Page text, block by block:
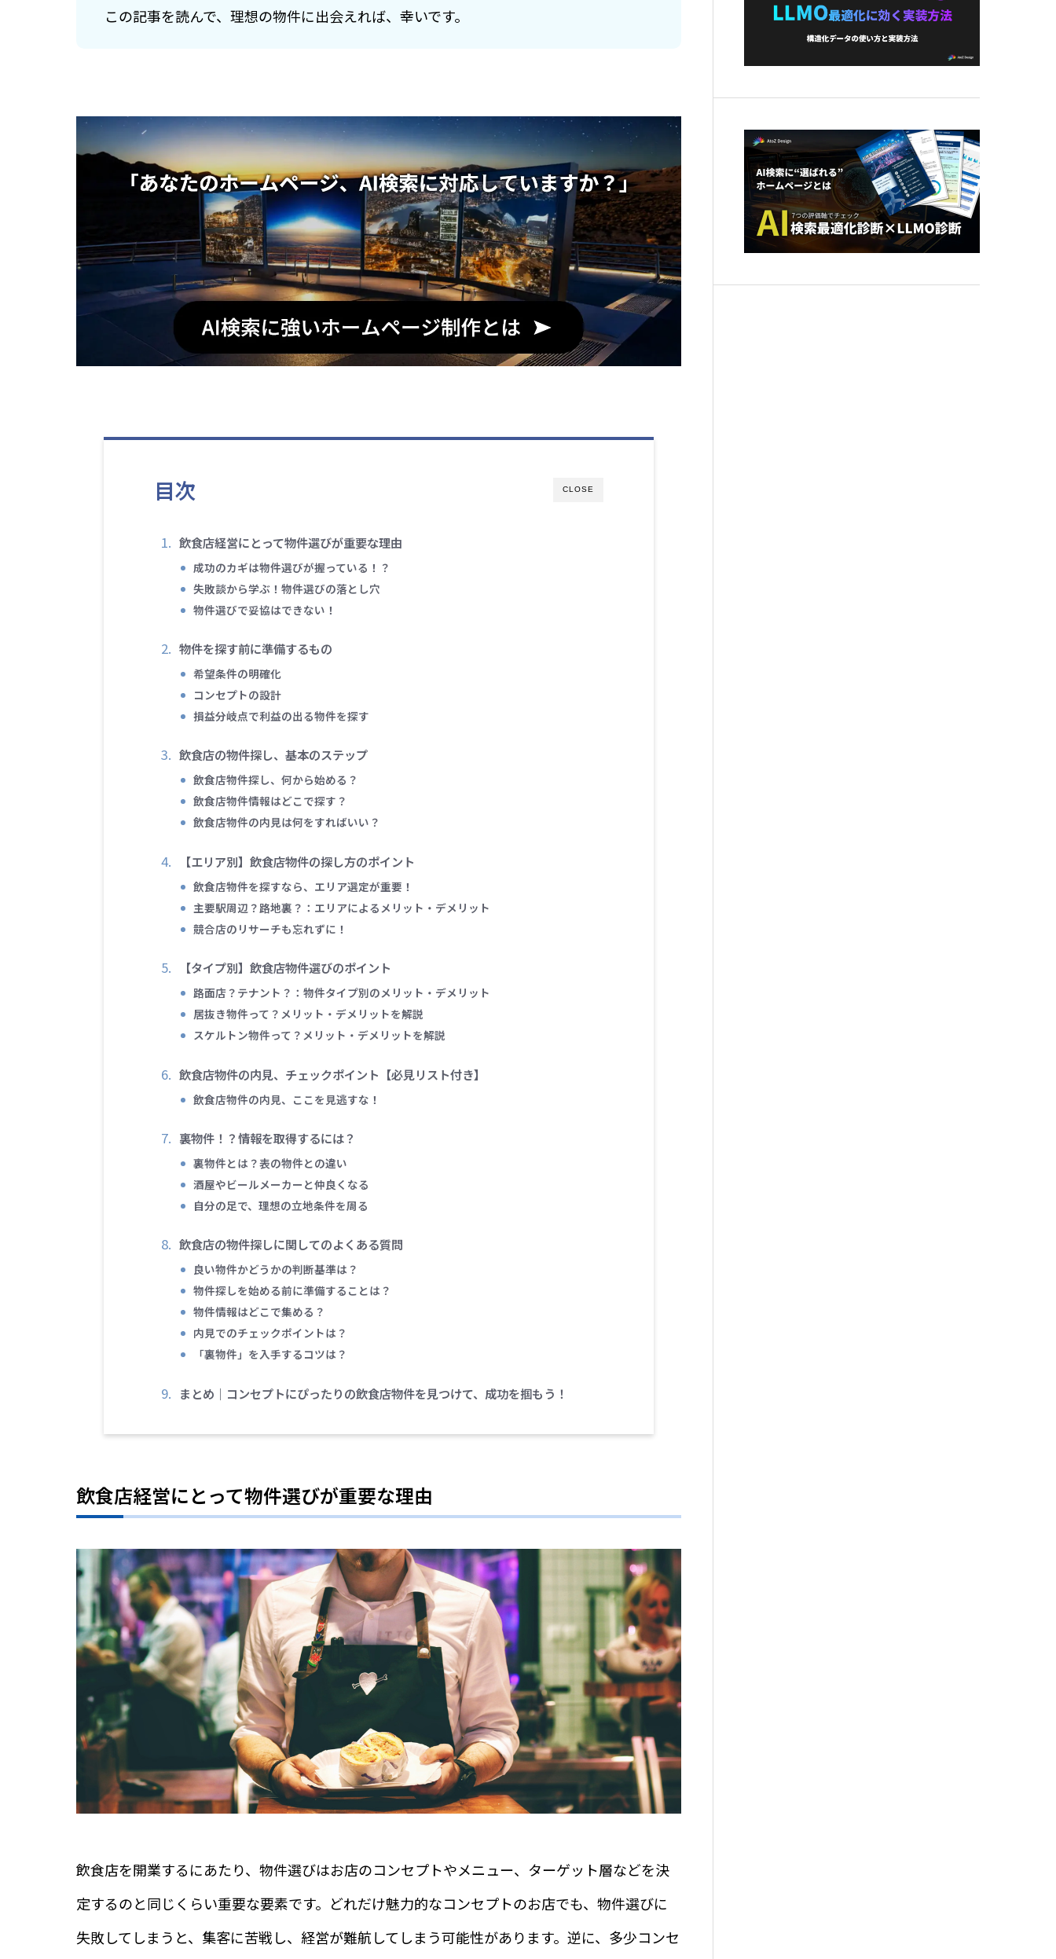
この記事を読んで、理想の物件に出会えれば、幸いです。
CLOSE
目次
飲食店経営にとって物件選びが重要な理由
成功のカギは物件選びが握っている！？
失敗談から学ぶ！物件選びの落とし穴
物件選びで妥協はできない！
物件を探す前に準備するもの
希望条件の明確化
コンセプトの設計
損益分岐点で利益の出る物件を探す
飲食店の物件探し、基本のステップ
飲食店物件探し、何から始める？
飲食店物件情報はどこで探す？
飲食店物件の内見は何をすればいい？
【エリア別】飲食店物件の探し方のポイント
飲食店物件を探すなら、エリア選定が重要！
主要駅周辺？路地裏？：エリアによるメリット・デメリット
競合店のリサーチも忘れずに！
【タイプ別】飲食店物件選びのポイント
路面店？テナント？：物件タイプ別のメリット・デメリット
居抜き物件って？メリット・デメリットを解説
スケルトン物件って？メリット・デメリットを解説
飲食店物件の内見、チェックポイント【必見リスト付き】
飲食店物件の内見、ここを見逃すな！
裏物件！？情報を取得するには？
裏物件とは？表の物件との違い
酒屋やビールメーカーと仲良くなる
自分の足で、理想の立地条件を周る
飲食店の物件探しに関してのよくある質問
良い物件かどうかの判断基準は？
物件探しを始める前に準備することは？
物件情報はどこで集める？
内見でのチェックポイントは？
「裏物件」を入手するコツは？
まとめ｜コンセプトにぴったりの飲食店物件を見つけて、成功を掴もう！
飲食店経営にとって物件選びが重要な理由
飲食店を開業するにあたり、物件選びはお店のコンセプトやメニュー、ターゲット層などを決
定するのと同じくらい重要な要素です。どれだけ魅力的なコンセプトのお店でも、物件選びに
失敗してしまうと、集客に苦戦し、経営が難航してしまう可能性があります。逆に、多少コンセ